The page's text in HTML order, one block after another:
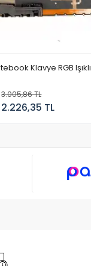
Klavye RGB Işıklı
3.005,86 TL
2.226,35 TL